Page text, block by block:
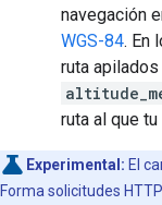
navegación
WGS-84. En
ruta
ruta al que
Experimental: El
Forma solicitudes